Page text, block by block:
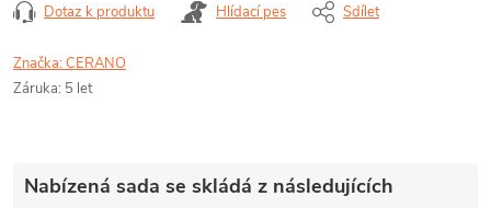
Dotaz k produktu Hlídací pes Sdílet
Značka:CERANO
Záruka: 5 let
Nabízená sada se skládá z následujících